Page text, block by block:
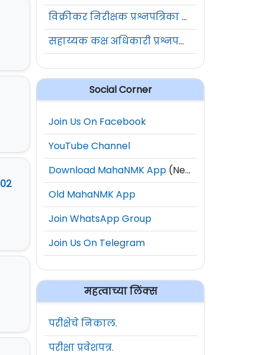
विक्रीकर निरीक्षक प्रश्नपत्रिका संच
सहाय्यक कक्ष अधिकारी प्रश्नपत्रिका संच
Social Corner
Join Us On Facebook
YouTube Channel
Download MahaNMK App (New)
Old MahaNMK App
Join WhatsApp Group
Join Us On Telegram
महत्वाच्या लिंक्स
परीक्षेचे निकाल.
परीक्षा प्रवेशपत्र.